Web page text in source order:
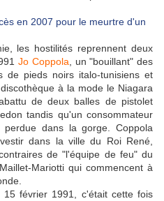
les hostilités reprennent deux
Jo Coppola , un "bouillant" des
de pieds noirs italo-tunisiens et
à la mode le Niagara
de deux balles de pistolet
tandis qu'un consommateur
dans la gorge. Coppola
dans la ville du Roi René,
de "l'équipe de feu" du
Mariotti qui commencent à
15 février 1991, c'était cette fois